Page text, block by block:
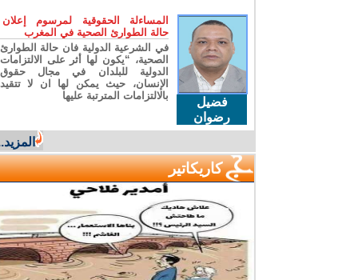
فضيل
رضوان
المساءلة الحقوقية لمرسوم إعلان
حالة الطوارئ الصحية في المغرب
في الشرعية الدولية فان حالة الطوارئ
الصحية، “يكون لها أثر على الالتزامات
الدولية للبلدان في مجال حقوق
الإنسان، حيث يمكن لها ان لا تتقيد
بالالتزامات المترتبة عليها
المزيد...
كاريكاتير